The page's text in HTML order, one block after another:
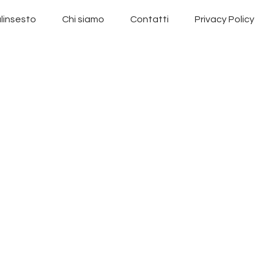
Chi siamo Contatti Privacy Policy